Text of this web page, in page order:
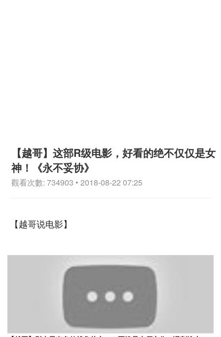
【越哥】这部R级电影，好看的绝不仅仅是女
神！《永不妥协》
觀看次數: 734903 • 2018-08-22 07:25
【越哥说电影】